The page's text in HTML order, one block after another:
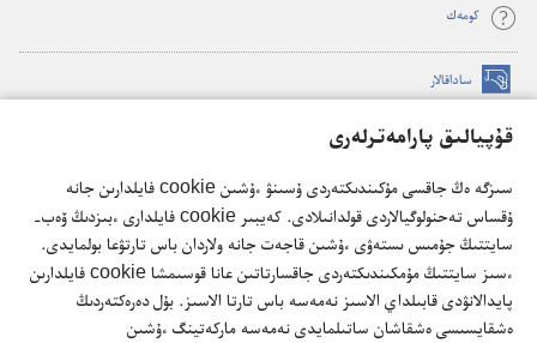
قۇپيالىق پارامەترلەرى
سىزگە ەڭ جاقسى مۇكىندىكتەردى ۇسىنۋ ءۇشىن cookie فايلدارىن جانە
ۇقساس تەحنولوگيالاردى قولدانىلادى. كەيبىر cookie فايلدارى ءبىزدىڭ ۆەب-
سايتتىڭ جۇمىس ىستەۋى ءۇشىن قاجەت جانە ولاردان باس تارتۋعا بولمايدى.
ءسىز سايتتىڭ مۇمكىندىكتەردى جاقسارتاتىن عانا قوسىمشا cookie فايلدارىن
پايدالانۋدى قابىلداي الاسىز نەمەسە باس تارتا الاسىز. بۇل دەرەكتەردىڭ
ەشقايسىسى ەشقاشان ساتىلمايدى نەمەسە ماركەتينگ ءۇشىن
كومە‌ك
ساداقالار
(opens
window) كۇزەت مۇناراسىنىڭ تورداعى كىتاپحاناسى
new
window)
JW Hub
®
(opens
new
window)
JW Library